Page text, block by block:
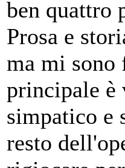
ben quattro
Prosa e
ma mi sono
principale è
simpatico e
resto